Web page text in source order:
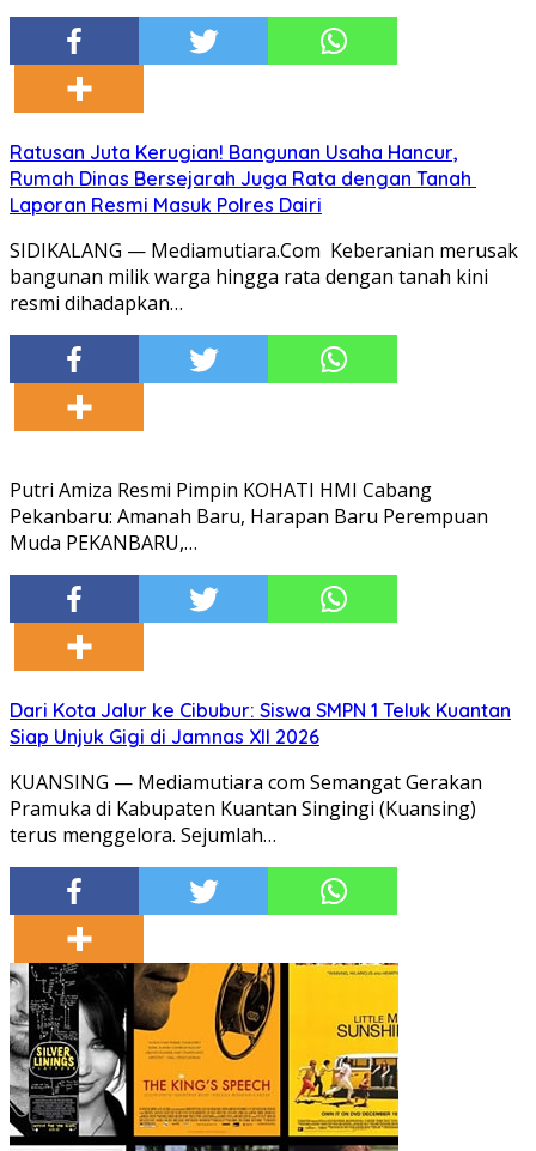
Ratusan Juta Kerugian! Bangunan Usaha Hancur,
Rumah Dinas Bersejarah Juga Rata dengan Tanah
Laporan Resmi Masuk Polres Dairi
SIDIKALANG — Mediamutiara.Com Keberanian merusak
bangunan milik warga hingga rata dengan tanah kini
resmi dihadapkan…
Putri Amiza Resmi Pimpin KOHATI HMI Cabang
Pekanbaru: Amanah Baru, Harapan Baru Perempuan
Muda PEKANBARU,…
Dari Kota Jalur ke Cibubur: Siswa SMPN 1 Teluk Kuantan
Siap Unjuk Gigi di Jamnas XII 2026
KUANSING — Mediamutiara com Semangat Gerakan
Pramuka di Kabupaten Kuantan Singingi (Kuansing)
terus menggelora. Sejumlah…